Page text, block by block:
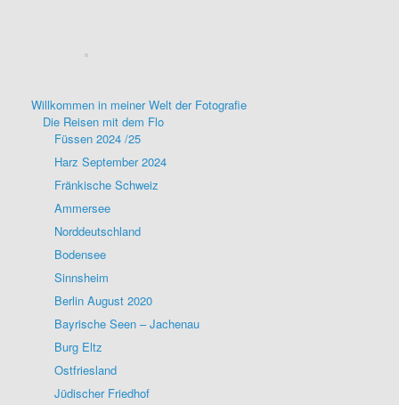
Willkommen in meiner Welt der Fotografie
Die Reisen mit dem Flo
Füssen 2024 /25
Harz September 2024
Fränkische Schweiz
Ammersee
Norddeutschland
Bodensee
Sinnsheim
Berlin August 2020
Bayrische Seen – Jachenau
Burg Eltz
Ostfriesland
Jüdischer Friedhof